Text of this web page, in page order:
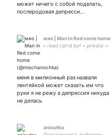
может ничего с собой поделать,
послеродовая депресси…
мяо | Man in Red come home
▹ read carrd byf • private ◃
меня в милионный раз назвали
лентяйкой может сказать им что
руки я не режу а депрессия никуда
не делась
anioutka